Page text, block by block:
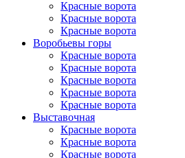
Красные ворота
Красные ворота
Красные ворота
Воробьевы горы
Красные ворота
Красные ворота
Красные ворота
Красные ворота
Красные ворота
Выставочная
Красные ворота
Красные ворота
Красные ворота